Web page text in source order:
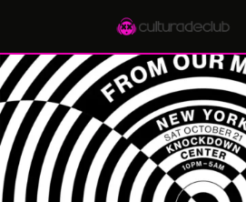
Accesos rápidos: 🎪 Eventos🎤 Artistas